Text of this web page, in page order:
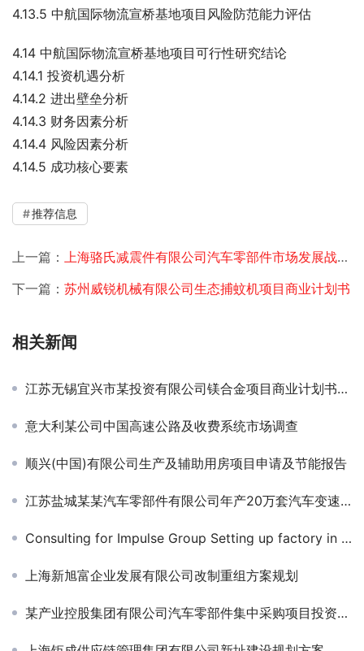
4.13.5 中航国际物流宣桥基地项目风险防范能力评估
4.14 中航国际物流宣桥基地项目可行性研究结论
4.14.1 投资机遇分析
4.14.2 进出壁垒分析
4.14.3 财务因素分析
4.14.4 风险因素分析
4.14.5 成功核心要素
推荐信息
上一篇： 上海骆氏减震件有限公司汽车零部件市场发展战略规划
下一篇： 苏州威锐机械有限公司生态捕蚊机项目商业计划书
相关新闻
江苏无锡宜兴市某投资有限公司镁合金项目商业计划书编制
意大利某公司中国高速公路及收费系统市场调查
顺兴(中国)有限公司生产及辅助用房项目申请及节能报告
江苏盐城某某汽车零部件有限公司年产20万套汽车变速器可研项目
Consulting for Impulse Group Setting up factory in China
上海新旭富企业发展有限公司改制重组方案规划
某产业控股集团有限公司汽车零部件集中采购项目投资规划